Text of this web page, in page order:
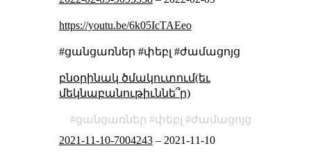
https://youtu.be/6k05IcTAEeo
#ցանցառներ #փեբլ #ժամացոյց
բնօրինակ ծմակուտում(եւ
մեկնաբանութիւննե՞ր)
ցանցառներ փեբլ
ժամացոյց
2021-11-10-7004243– 2021-11-10